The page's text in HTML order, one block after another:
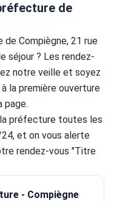
de
Compiègne, 21 rue
séjour ? Les rendez-
notre veille et soyez
la première ouverture
page.
préfecture toutes les
24, et on vous alerte
rendez-vous "Titre
- Compiègne